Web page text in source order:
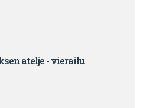
atelje - vierailu